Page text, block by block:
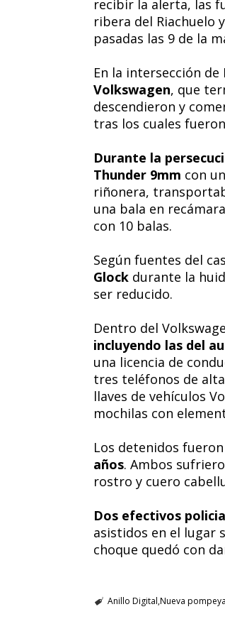
recibir la alerta, las
ribera del Riachuelo
pasadas las 9 de la
En la intersección de
Volkswagen, que
descendieron y
tras los cuales
Durante la
Thunder 9mm con
riñonera,
una bala en
con 10 balas.
Según fuentes del
Glock durante la
ser reducido.
Dentro del
incluyendo las del
una licencia de
tres teléfonos de alta
llaves de vehículos
mochilas con
Los detenidos fueron
años. Ambos
rostro y cuero
Dos efectivos
asistidos en el lugar
choque quedó con
Anillo Digital Nueva pompeya